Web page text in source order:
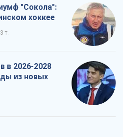
"Сокола":
хоккее
т.
в 2026-2028
из новых